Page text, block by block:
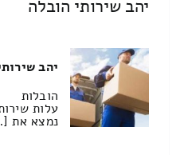
יהב שירותי הובלה
יהב
הובלות
עלות
נמצא את